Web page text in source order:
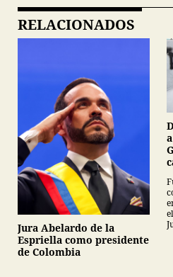
RELACIONADOS
Jura Abelardo de la
Espriella como presidente
de Colombia